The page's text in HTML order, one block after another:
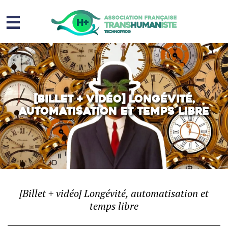
☰
Homme augmenté
Immortalité ?
Question sociale
Risques
L’association
Contact
[Billet + vidéo] Longévité,
automatisation et temps libre
[Billet + vidéo] Longévité, automatisation et
temps libre